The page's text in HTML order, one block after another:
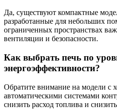
Да, существуют компактные
разработанные для небольших
ограниченных пространствах
вентиляции и безопасности.
Как выбрать печь по
энергоэффективности?
Обратите внимание на модели с
автоматическими системами
снизить расход топлива и